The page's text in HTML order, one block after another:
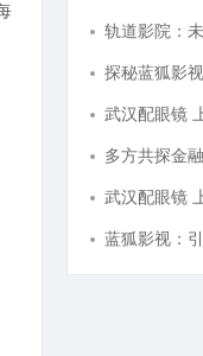
轨道影院：
武汉配眼镜
武汉配眼镜